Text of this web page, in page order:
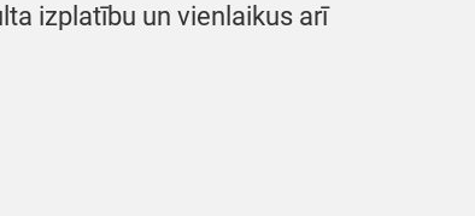
izplatību un vienlaikus arī